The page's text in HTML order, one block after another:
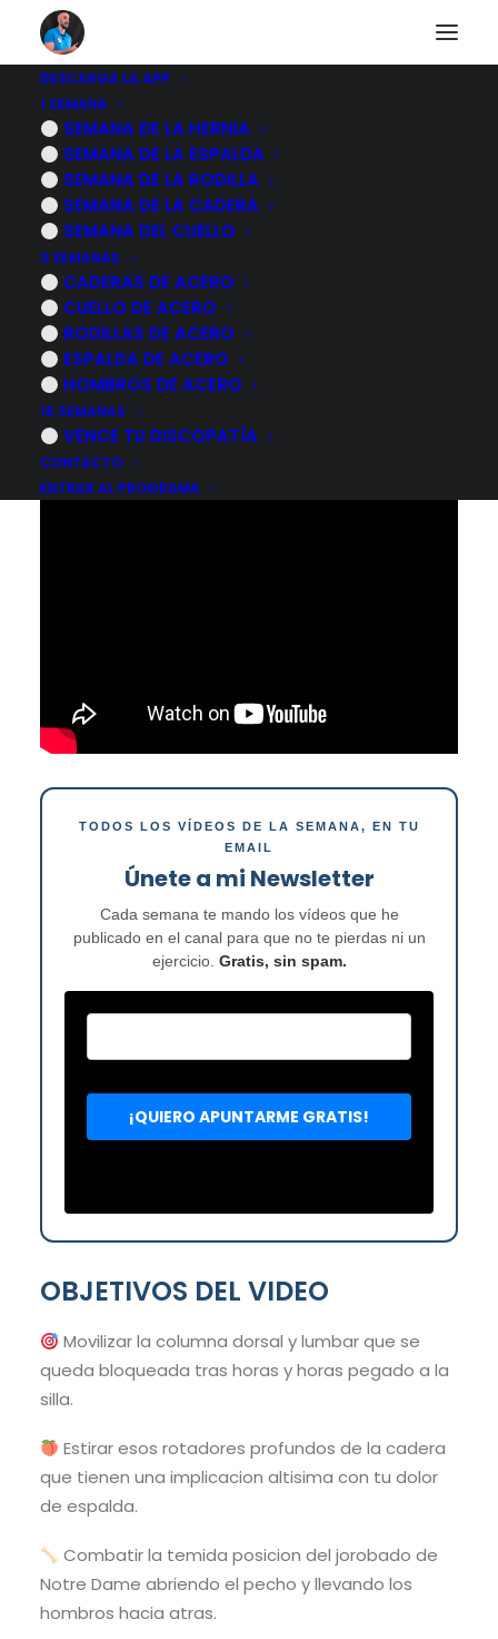
DESCARGA LA APP
1 SEMANA
SEMANA DE LA HERNIA
SEMANA DE LA ESPALDA
SEMANA DE LA RODILLA
SEMANA DE LA CADERA
SEMANA DEL CUELLO
3 SEMANAS
CADERAS DE ACERO
CUELLO DE ACERO
RODILLAS DE ACERO
ESPALDA DE ACERO
HOMBROS DE ACERO
16 SEMANAS
VENCE TU DISCOPATÍA
CONTACTO
ENTRAR AL PROGRAMA
Los MEJORES
ejercicios para EL
DOLOR DE ESPALDA si
TRABAJAS SENTADO
15 MAYO, 2025 | POR
TODOS LOS VÍDEOS DE LA SEMANA, EN TU
EMAIL
Únete a mi Newsletter
Cada semana te mando los vídeos que he
publicado en el canal para que no te pierdas ni un
ejercicio. Gratis, sin spam.
OBJETIVOS DEL VIDEO
Movilizar la columna dorsal y lumbar que se
queda bloqueada tras horas y horas pegado a la
silla.
Estirar esos rotadores profundos de la cadera
que tienen una implicacion altisima con tu dolor
de espalda.
Combatir la temida posicion del jorobado de
Notre Dame abriendo el pecho y llevando los
hombros hacia atras.